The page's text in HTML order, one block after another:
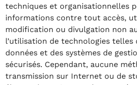
techniques et organisationnelles
informations contre tout accès,
modification ou divulgation non
l’utilisation de technologies telles
données et des systèmes de
sécurisés. Cependant, aucune
transmission sur Internet ou de